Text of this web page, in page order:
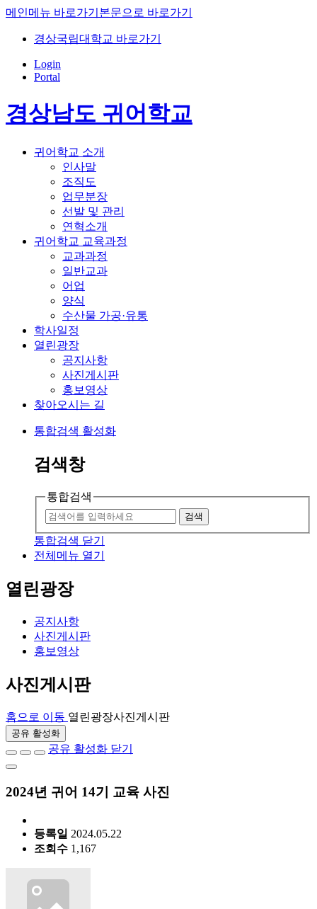
메인메뉴 바로가기 본문으로 바로가기
경상국립대학교 바로가기
Login
Portal
경상남도 귀어학교
귀어학교 소개
인사말
조직도
업무분장
선발 및 관리
연혁소개
귀어학교 교육과정
교과과정
일반교과
어업
양식
수산물 가공·유통
학사일정
열린광장
공지사항
사진게시판
홍보영상
찾아오시는 길
통합검색 활성화
검색창
통합검색
검색
통합검색 닫기
전체메뉴 열기
열린광장
공지사항
사진게시판
홍보영상
사진게시판
홈으로 이동 열린광장사진게시판
공유 활성화
공유 활성화 닫기
2024년 귀어 14기 교육 사진
등록일 2024.05.22
조회수 1,167